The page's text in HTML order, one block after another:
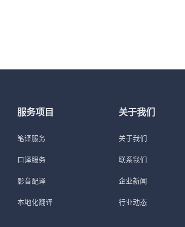
服务项目
笔译服务
口译服务
影音配译
本地化翻译
关于我们
关于我们
联系我们
企业新闻
行业动态